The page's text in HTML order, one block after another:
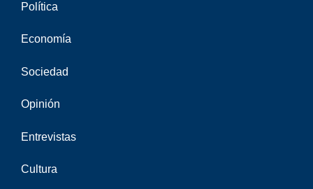
Política
Economía
Sociedad
Opinión
Entrevistas
Cultura